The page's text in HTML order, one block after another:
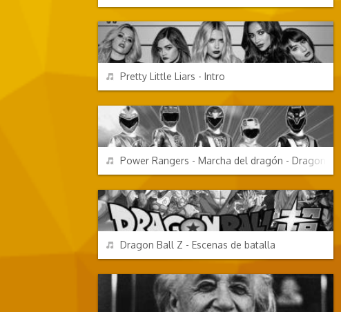
TV Y CINE
REPRODUCIR
Pretty Little Liars - Intro
TV Y CINE
REPRODUCIR
Power Rangers - Marcha del dragón - Dragonzord
DIBUJOS ANIMADOS
REPRODUCIR
Dragon Ball Z - Escenas de batalla
EFECTOS DE SONIDO